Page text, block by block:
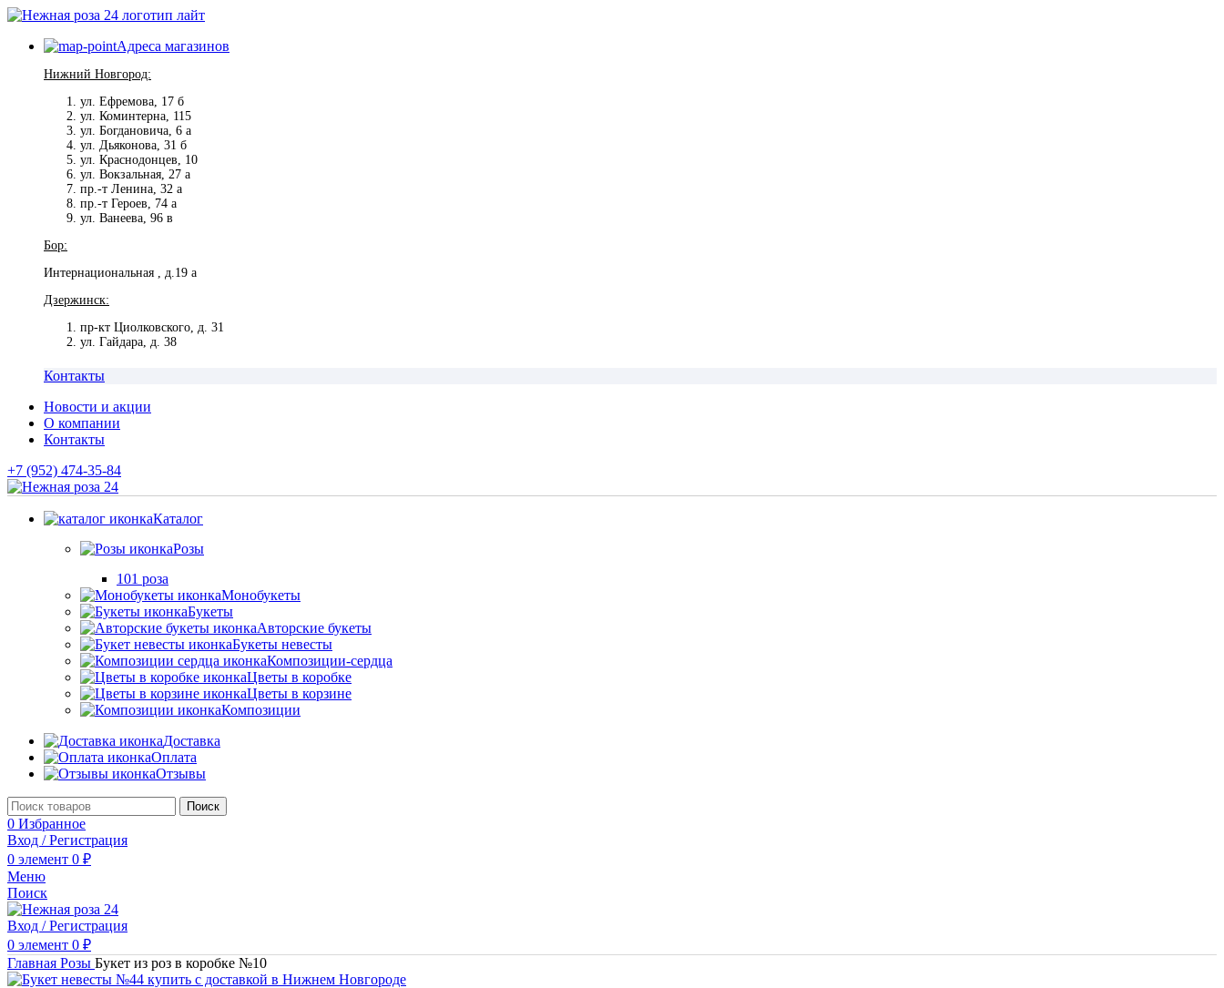
Адреса магазинов
Нижний Новгород:
ул. Ефремова, 17 б
ул. Коминтерна, 115
ул. Богдановича, 6 а
ул. Дьяконова, 31 б
ул. Краснодонцев, 10
ул. Вокзальная, 27 а
пр.-т Ленина, 32 а
пр.-т Героев, 74 а
ул. Ванеева, 96 в
Бор:
Интернациональная , д.19 а
Дзержинск:
пр-кт Циолковского, д. 31
ул. Гайдара, д. 38
Контакты
Новости и акции
О компании
Контакты
+7 (952) 474-35-84
Каталог
Розы
101 роза
Монобукеты
Букеты
Авторские букеты
Букеты невесты
Композиции-сердца
Цветы в коробке
Цветы в корзине
Композиции
Доставка
Оплата
Отзывы
Поиск
0 Избранное
Вход / Регистрация
0 элемент 0 ₽
Меню
Поиск
Вход / Регистрация
0 элемент 0 ₽
Главная Розы Букет из роз в коробке №10